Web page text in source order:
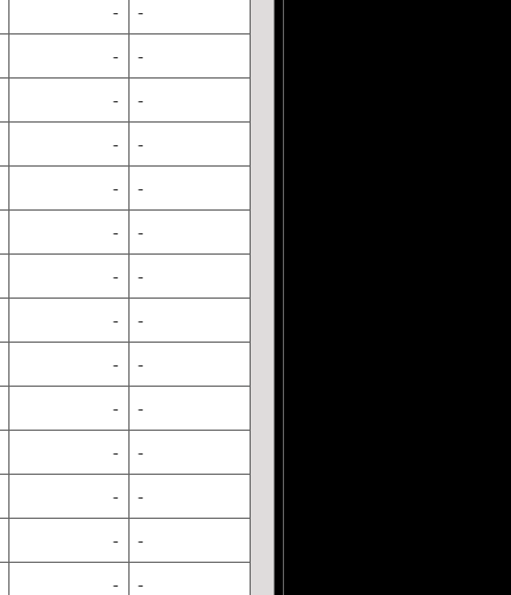
- -
- -
- -
- -
- -
- -
- -
- -
- -
- -
- -
- -
- -
- -